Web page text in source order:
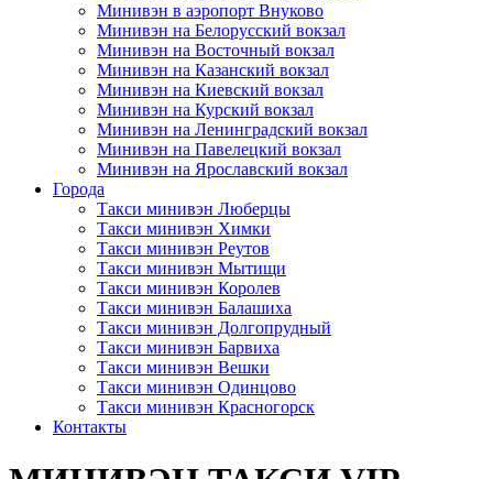
Минивэн в аэропорт Внуково
Минивэн на Белорусский вокзал
Минивэн на Восточный вокзал
Минивэн на Казанский вокзал
Минивэн на Киевский вокзал
Минивэн на Курский вокзал
Минивэн на Ленинградский вокзал
Минивэн на Павелецкий вокзал
Минивэн на Ярославский вокзал
Города
Такси минивэн Люберцы
Такси минивэн Химки
Такси минивэн Реутов
Такси минивэн Мытищи
Такси минивэн Королев
Такси минивэн Балашиха
Такси минивэн Долгопрудный
Такси минивэн Барвиха
Такси минивэн Вешки
Такси минивэн Одинцово
Такси минивэн Красногорск
Контакты